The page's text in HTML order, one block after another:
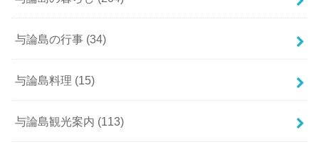
与論島の行事 (34)
与論島料理 (15)
与論島観光案内 (113)